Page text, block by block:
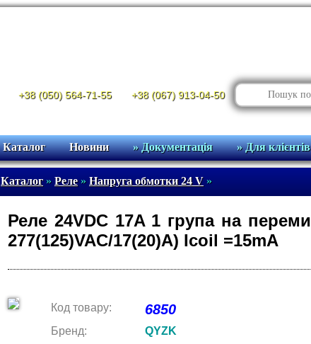
+38 (050) 564-71-55 +38 (067) 913-04-50
Каталог Новини » Документація » Для клієнтів
Каталог» Реле» Напруга обмотки 24 V»
Реле 24VDC 17A 1 група на
277(125)VAC/17(20)A) Icoil =15mA
Код товару: 6850
Бренд: QYZK